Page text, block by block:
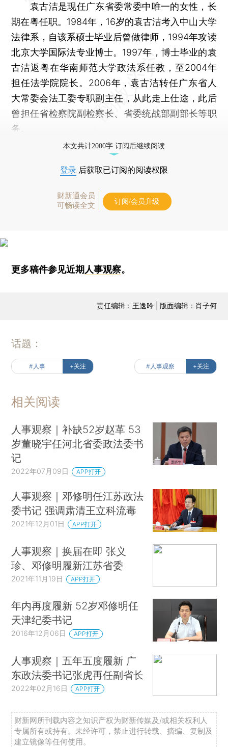
袁古洁是现任广东省委常委中唯一的女性，长
期在粤任职。1984年，16岁的袁古洁考入中山大学
法律系，自该系硕士毕业后曾做律师，1994年攻读
北京大学国际法专业博士。1997年，博士毕业的袁
古洁返粤在华南师范大学政法系任教，至2004年
担任法学院院长。2006年，袁古洁转任广东省人
大常委会法工委专职副主任，从此走上仕途，此后
曾担任省检察院副检察长、省委统战部副部长等职
务。
本文共计2000字 订阅后继续阅读
登录 后获取已订阅的阅读权限
财新通会员
可畅读全文
订阅/会员升级
更多稿件参见近期人事观察。
责任编辑：王逸吟 | 版面编辑：肖子何
话题：
#人事 +关注 #人事观察 +关注
相关阅读
人事观察｜补缺52岁赵革 53
岁董晓宇任河北省委政法委书
记
2022年07月09日 APP打开
人事观察｜邓修明任江苏政法
委书记 强调肃清王立科流毒
2021年12月01日 APP打开
人事观察｜换届在即 张义
珍、邓修明履新江苏省委
2021年11月19日 APP打开
年内再度履新 52岁邓修明任
天津纪委书记
2016年12月06日 APP打开
人事观察｜五年五度履新 广
东政法委书记张虎再任副省长
2022年02月16日 APP打开
财新网所刊载内容之知识产权为财新传媒及/或相关权利人
专属所有或持有。未经许可，禁止进行转载、摘编、复制及
建立镜像等任何使用。